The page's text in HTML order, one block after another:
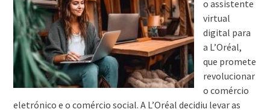
o assistente
virtual
digital para
a L’Oréal,
que promete
revolucionar
o comércio
eletrónico e o comércio social. A L’Oréal decidiu levar as